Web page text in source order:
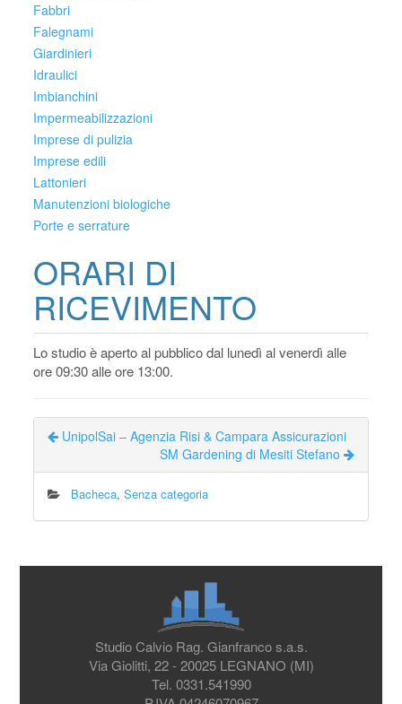
Fabbri
Falegnami
Giardinieri
Idraulici
Imbianchini
Impermeabilizzazioni
Imprese di pulizia
Imprese edili
Lattonieri
Manutenzioni biologiche
Porte e serrature
ORARI DI
RICEVIMENTO
Lo studio è aperto al pubblico dal lunedì al venerdì alle
ore 09:30 alle ore 13:00.
UnipolSai – Agenzia Risi & Campara Assicurazioni
SM Gardening di Mesiti Stefano
Bacheca,Senza categoria
Studio Calvio Rag. Gianfranco s.a.s.
Via Giolitti, 22 - 20025 LEGNANO (MI)
Tel. 0331.541990